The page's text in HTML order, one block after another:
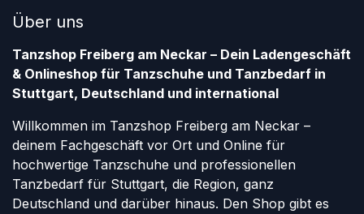
Über uns
Tanzshop Freiberg am Neckar – Dein Ladengeschäft
& Onlineshop für Tanzschuhe und Tanzbedarf in
Stuttgart, Deutschland und international
Willkommen im Tanzshop Freiberg am Neckar –
deinem Fachgeschäft vor Ort und Online für
hochwertige Tanzschuhe und professionellen
Tanzbedarf für Stuttgart, die Region, ganz
Deutschland und darüber hinaus. Den Shop gibt es